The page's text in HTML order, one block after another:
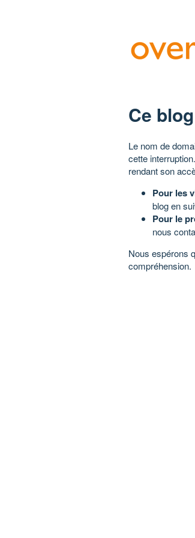
Ce
Le nom de
cette
rendant son
Pour les
blog en
Pour le
nous
Nous espérons
compréhension.